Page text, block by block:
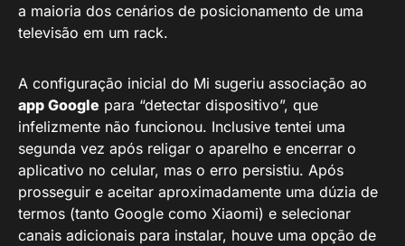
a maioria dos cenários de posicionamento de uma
televisão em um rack.
A configuração inicial do Mi sugeriu associação ao
app Google para “detectar dispositivo”, que
infelizmente não funcionou. Inclusive tentei uma
segunda vez após religar o aparelho e encerrar o
aplicativo no celular, mas o erro persistiu. Após
prosseguir e aceitar aproximadamente uma dúzia de
termos (tanto Google como Xiaomi) e selecionar
canais adicionais para instalar, houve uma opção de